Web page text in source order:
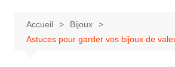
Accueil
Bijoux
Astuces pour garder vos bijoux de